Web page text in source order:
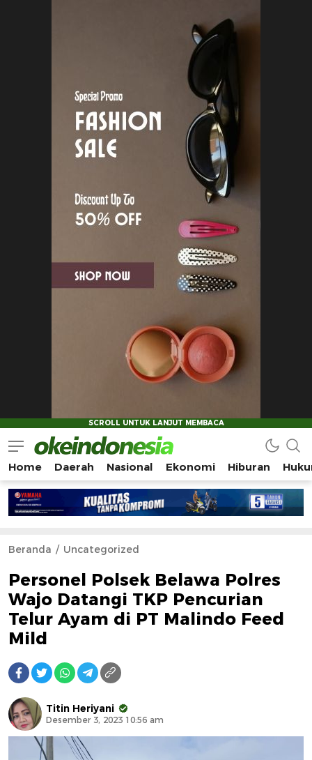
Okeindonesia.Online
Mengonlinekan Indonesia Secara Utuh
Home Daerah Nasional Ekonomi Hiburan
Beranda Uncategorized
Personel Polsek Belawa Polres
Wajo Datangi TKP Pencurian
Telur Ayam di PT Malindo Feed
Mild
Titin Heriyani
Desember 3, 2023 10:56 am